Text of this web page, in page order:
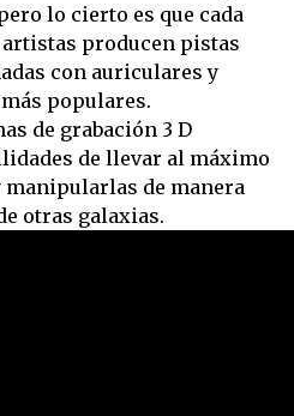
lo cierto es que cada
artistas producen pistas
con auriculares y
populares.
de grabación 3 D
de llevar al máximo
manipularlas de manera
otras galaxias.